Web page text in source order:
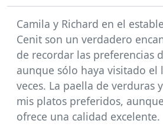
Camila y Richard en el
Cenit son un verdadero
de recordar las preferencias
aunque sólo haya visitado el
veces. La paella de verduras
mis platos preferidos,
ofrece una calidad excelente.